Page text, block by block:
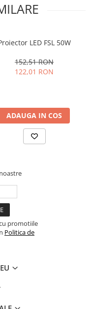
LED FSL 50W
152,51 RON
122,01 RON
ADAUGA IN COS
promotiile
Politica de